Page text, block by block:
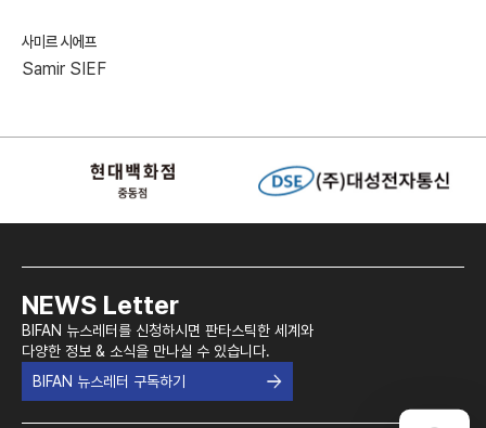
사미르 시에프
Samir SIEF
NEWS Letter
BIFAN 뉴스레터를 신청하시면 판타스틱한 세계와
다양한 정보 & 소식을 만나실 수 있습니다.
BIFAN 뉴스레터 구독하기